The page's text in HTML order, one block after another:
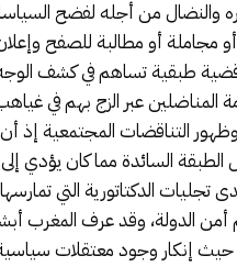
والنضال من أجله لفضح
أو مطالبة للصفح
قضية طبقية تساهم في كشف
المناضلين عبر الزج بهم
التناقضات المجتمعية إذ
السائدة مما كان يؤدي إلى
الدكتاتورية التي
الدولة، وقد عرف المغرب
وجود معتقلات سياسية